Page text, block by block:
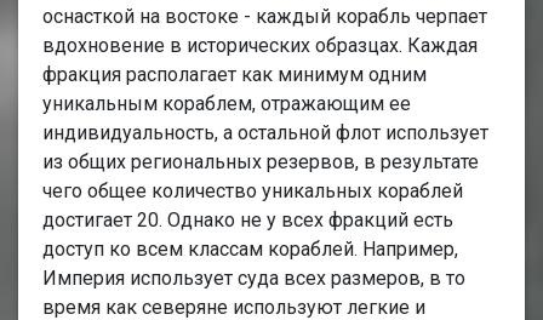
оснасткой на востоке - каждый корабль черпает
вдохновение в исторических образцах. Каждая
фракция располагает как минимум одним
уникальным кораблем, отражающим ее
индивидуальность, а остальной флот использует
из общих региональных резервов, в результате
чего общее количество уникальных кораблей
достигает 20. Однако не у всех фракций есть
доступ ко всем классам кораблей. Например,
Империя использует суда всех размеров, в то
время как северяне используют легкие и